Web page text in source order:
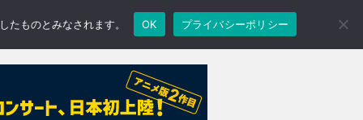
ものとみなされます。 OK プライバシーポリシー